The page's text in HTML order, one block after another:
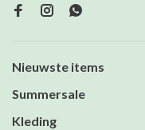
Nieuwste items
Summersale
Kleding